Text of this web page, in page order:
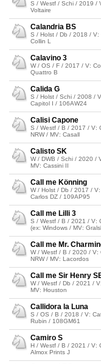
S / Westf / Schi / 2019 /
Voltaire
Calandria BS
S / Holst / Db / 2018 / V:
Collin L
Calavino 3
W / OS / F / 2017 / V:
Quattro B
Calida G
S / Holst / Schi / 2008 /
Capitol I / 106AW24
Calisi Capone
S / Westf / B / 2017 / V:
NRW / MV: Casall
Calisto SK
W / DWB / Schi / 2020 /
MV: Cassini II
Call me Könning
W / Holst / Db / 2017 /
Carlos DZ / 109AP95
Call me Lilli 3
S / Westf / B / 2021 / V:
(ex: Windows / MV:
Call me Mr.
W / Westf / B / 2020 / V:
NRW / MV: Lacordos
Call me Sir Henry
W / Westf / Db / 2021 /
MV: Houston
Callidora la Luna
S / OS / B / 2018 / V:
Rubin / 108GM61
Camiro S
H / Westf / B / 2021 / V:
Almox Prints J